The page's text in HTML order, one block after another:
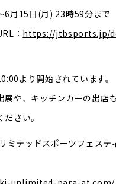
6月15日(月) 23時59分まで
： https://jtbsports.jp/
より開始されています。
展や、キッチンカーの出店
さい。
ミテッドスポーツフェス